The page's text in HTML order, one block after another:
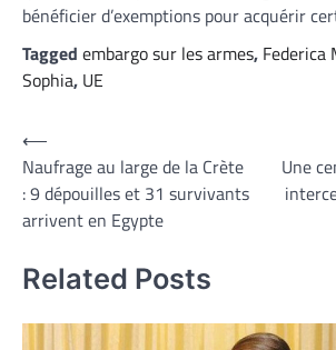
bénéficier d’exemptions pour acquérir
Tagged embargo sur les armes, Federica
Sophia, UE
Navigation
de
l’article
⟵
Naufrage au large de la Crète
: 9 dépouilles et 31 survivants
arrivent en Egypte
Une
Related Posts